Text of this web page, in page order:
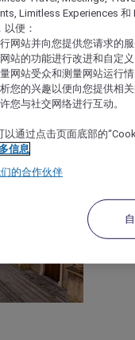
Limitless Experiences 和
以便：
网站并向您提供您请求的
站的功能进行改进和自定义
网站受众和测量网站运行
您的兴趣以便向您提供相
您与社交网络进行互动。
以通过点击页面底部的
信息
的合作伙伴